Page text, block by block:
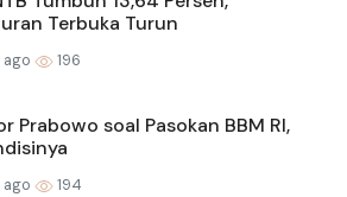
Terbuka Turun
196
Prabowo soal Pasokan BBM RI,
194